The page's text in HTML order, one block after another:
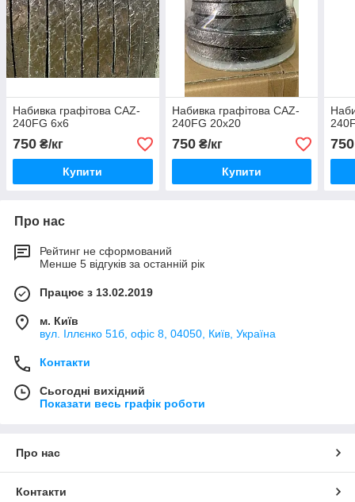
Набивка графітова CAZ-
240FG 6x6
750 ₴/кг
Купити
Набивка графітова CAZ-
240FG 20x20
750₴/кг
Купити
750
Про нас
Рейтинг не сформований
Менше 5 відгуків за останній рік
Працює з 13.02.2019
м. Київ
вул. Іллєнко 51б, офіс 8, 04050, Київ, Україна
Контакти
Сьогодні вихідний
Показати весь графік роботи
Про нас
Контакти